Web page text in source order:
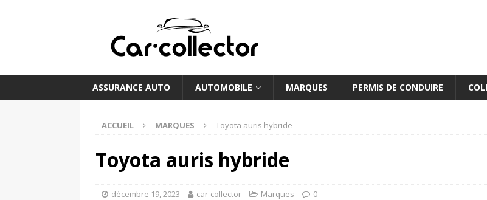
ASSURANCE AUTO AUTOMOBILE MARQUES PERMIS DE CONDUIRE
ACCUEIL MARQUES Toyota auris hybride
Toyota auris hybride
décembre 19, 2023 car-collector Marques 0